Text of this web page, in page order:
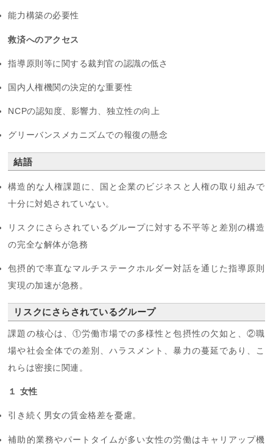
能力構築の必要性
救済へのアクセス
指導原則等に関する裁判官の認識の低さ
国内人権機関の決定的な重要性
NCPの認知度、影響力、独立性の向上
グリーバンスメカニズムでの報復の懸念
結語
構造的な人権課題に、国と企業のビジネスと人権の取り組みで
十分に対処されていない。
リスクにさらされているグループに対する不平等と差別の構造
の完全な解体が急務
包摂的で率直なマルチステークホルダー対話を通じた指導原則
実現の加速が急務。
リスクにさらされているグループ
課題の核心は、①労働市場での多様性と包摂性の欠如と、②職
場や社会全体での差別、ハラスメント、暴力の蔓延であり、こ
れらは密接に関連。
１ 女性
引き続く男女の賃金格差を憂慮。
補助的業務やパートタイムが多い女性の労働はキャリアップ機